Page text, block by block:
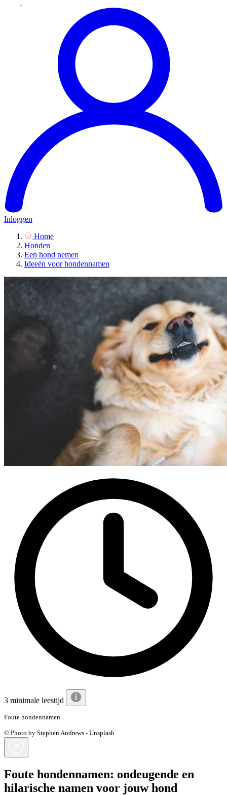
Inloggen
Home
Honden
Een hond nemen
Ideeën voor hondennamen
3 minimale leestijd
Foute hondennamen
© Photo by Stephen Andrews - Unsplash
Foute hondennamen: ondeugende en
hilarische namen voor jouw hond